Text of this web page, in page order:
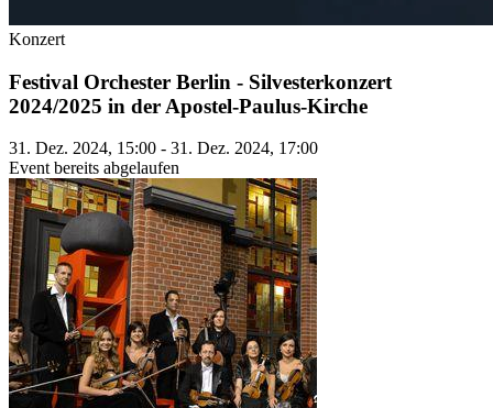
Konzert
Festival Orchester Berlin - Silvesterkonzert
2024/2025 in der Apostel-Paulus-Kirche
31. Dez. 2024, 15:00 - 31. Dez. 2024, 17:00
Event bereits abgelaufen